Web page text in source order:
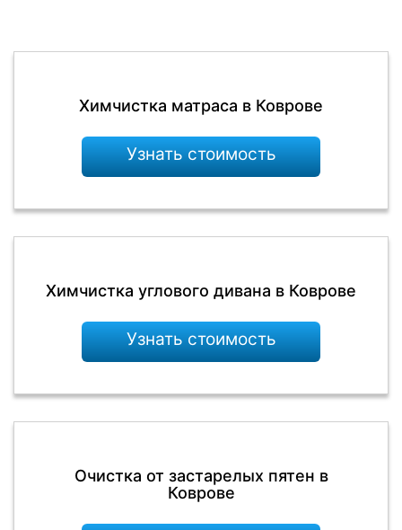
Химчистка матраса в Коврове
Узнать стоимость
Химчистка углового дивана в Коврове
Узнать стоимость
Очистка от застарелых пятен в
Коврове